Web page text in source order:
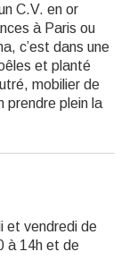
C.V. en or
à Paris ou
c’est dans une
et planté
mobilier de
prendre plein la
et vendredi de
à 14h et de